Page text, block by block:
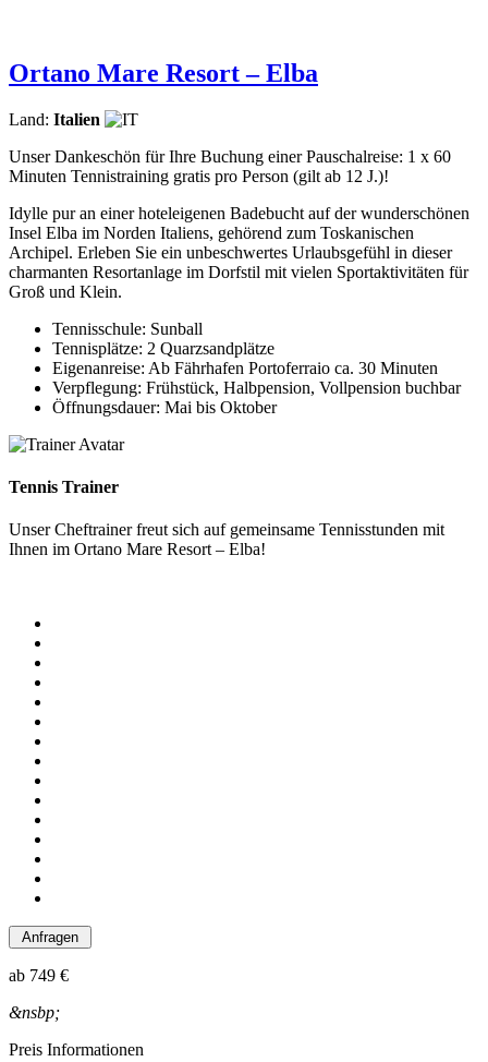
Ortano Mare Resort – Elba
Land: Italien
Unser Dankeschön für Ihre Buchung einer Pauschalreise: 1 x 60
Minuten Tennistraining gratis pro Person (gilt ab 12 J.)!
Idylle pur an einer hoteleigenen Badebucht auf der wunderschönen
Insel Elba im Norden Italiens, gehörend zum Toskanischen
Archipel. Erleben Sie ein unbeschwertes Urlaubsgefühl in dieser
charmanten Resortanlage im Dorfstil mit vielen Sportaktivitäten für
Groß und Klein.
Tennisschule: Sunball
Tennisplätze: 2 Quarzsandplätze
Eigenanreise: Ab Fährhafen Portoferraio ca. 30 Minuten
Verpflegung: Frühstück, Halbpension, Vollpension buchbar
Öffnungsdauer: Mai bis Oktober
Tennis Trainer
Unser Cheftrainer freut sich auf gemeinsame Tennisstunden mit
Ihnen im Ortano Mare Resort – Elba!
ab 749 €
&nsbp;
Preis Informationen